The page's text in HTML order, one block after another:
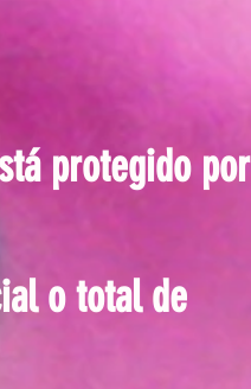
protegido por
o total de